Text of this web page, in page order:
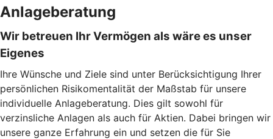
Anlageberatung
Wir betreuen Ihr Vermögen als wäre es unser
Eigenes
Ihre Wünsche und Ziele sind unter Berücksichtigung Ihrer
persönlichen Risikomentalität der Maßstab für unsere
individuelle Anlageberatung. Dies gilt sowohl für
verzinsliche Anlagen als auch für Aktien. Dabei bringen wir
unsere ganze Erfahrung ein und setzen die für Sie